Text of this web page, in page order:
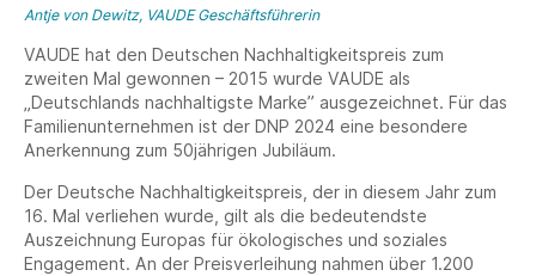
Antje von Dewitz, VAUDE Geschäftsführerin
VAUDE hat den Deutschen Nachhaltigkeitspreis zum
zweiten Mal gewonnen – 2015 wurde VAUDE als
„Deutschlands nachhaltigste Marke” ausgezeichnet. Für das
Familienunternehmen ist der DNP 2024 eine besondere
Anerkennung zum 50jährigen Jubiläum.
Der Deutsche Nachhaltigkeitspreis, der in diesem Jahr zum
16. Mal verliehen wurde, gilt als die bedeutendste
Auszeichnung Europas für ökologisches und soziales
Engagement. An der Preisverleihung nahmen über 1.200